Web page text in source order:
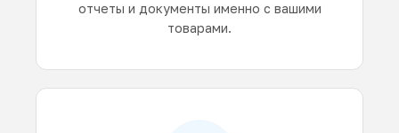
отчеты и документы именно с вашими
товарами.